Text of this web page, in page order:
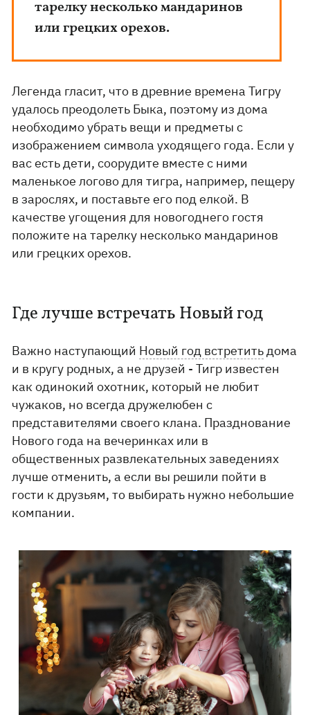
тарелку несколько мандаринов
или грецких орехов.
Легенда гласит, что в древние времена Тигру
удалось преодолеть Быка, поэтому из дома
необходимо убрать вещи и предметы с
изображением символа уходящего года. Если у
вас есть дети, соорудите вместе с ними
маленькое логово для тигра, например, пещеру
в зарослях, и поставьте его под елкой. В
качестве угощения для новогоднего гостя
положите на тарелку несколько мандаринов
или грецких орехов.
Где лучше встречать Новый год
Важно наступающий Новый год встретитьдома
и в кругу родных, а не друзей - Тигр известен
как одинокий охотник, который не любит
чужаков, но всегда дружелюбен с
представителями своего клана. Празднование
Нового года на вечеринках или в
общественных развлекательных заведениях
лучше отменить, а если вы решили пойти в
гости к друзьям, то выбирать нужно небольшие
компании.